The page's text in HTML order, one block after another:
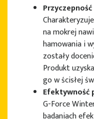
na mokrej
hamowania i
zostały
Produkt
go w ścisłej
Efektywność
G-Force
badaniach